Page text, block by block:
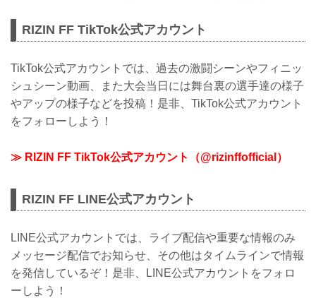
RIZIN FF TikTok公式アカウント
TikTok公式アカウントでは、過去の激闘シーンやフィニッ
シュシーン動画、また大会当日には舞台裏の選手達の様子
やアップの様子などを投稿！是非、TikTok公式アカウント
をフォローしよう！
≫ RIZIN FF TikTok公式アカウント（@rizinffofficial）
RIZIN FF LINE公式アカウント
LINE公式アカウントでは、ライブ配信や重要な情報のみ
メッセージ配信でお知らせ、その他はタイムラインで情報
を発信しているぞ！是非、LINE公式アカウントをフォロ
ーしよう！